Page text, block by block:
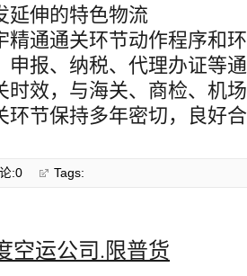
延伸的特色物流
精通通关环节动作程序和
申报、纳税、代理办证等
时效，与海关、商检、机
环节保持多年密切，良好
:0 Tags:
空运公司.限普货